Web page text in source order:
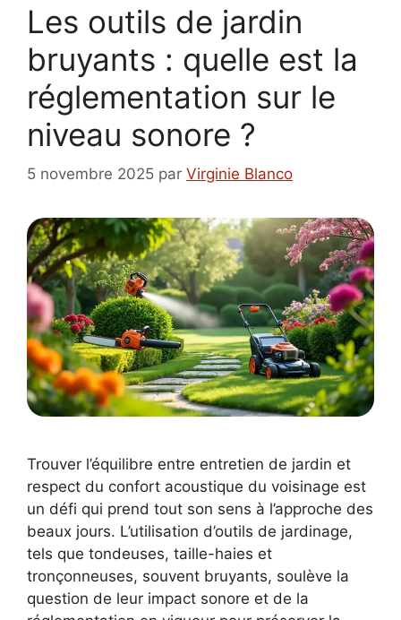
Les outils de jardin
bruyants : quelle est la
réglementation sur le
niveau sonore ?
5 novembre 2025 par Virginie Blanco
Trouver l’équilibre entre entretien de jardin et
respect du confort acoustique du voisinage est
un défi qui prend tout son sens à l’approche des
beaux jours. L’utilisation d’outils de jardinage,
tels que tondeuses, taille-haies et
tronçonneuses, souvent bruyants, soulève la
question de leur impact sonore et de la